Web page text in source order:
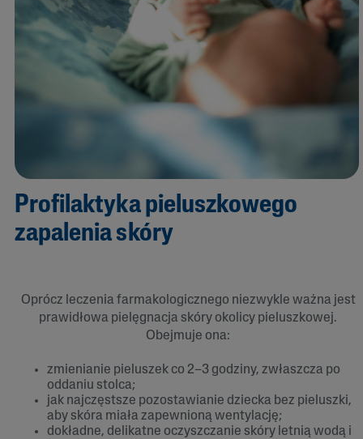
Profilaktyka pieluszkowego
zapalenia skóry
Oprócz leczenia farmakologicznego niezwykle ważna jest
prawidłowa pielęgnacja skóry okolicy pieluszkowej.
Obejmuje ona:
zmienianie pieluszek co 2–3 godziny, zwłaszcza po
oddaniu stolca;
jak najczęstsze pozostawianie dziecka bez pieluszki,
aby skóra miała zapewnioną wentylację;
dokładne, delikatne oczyszczanie skóry letnią wodą i